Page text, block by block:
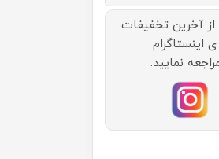
از آخرین تخفیفات
اینستاگرام
نمایید.